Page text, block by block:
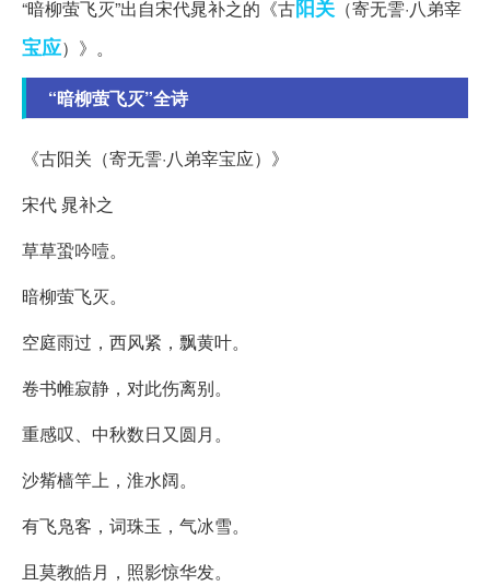
“暗柳萤飞灭”出自宋代晁补之的《古阳关 （寄无霅·八弟宰
宝应）》。
“暗柳萤飞灭”全诗
《古阳关（寄无霅·八弟宰宝应）》
宋代 晁补之
草草蛩吟噎。
暗柳萤飞灭。
空庭雨过，西风紧，飘黄叶。
卷书帷寂静，对此伤离别。
重感叹、中秋数日又圆月。
沙觜樯竿上，淮水阔。
有飞凫客，词珠玉，气冰雪。
且莫教皓月，照影惊华发。